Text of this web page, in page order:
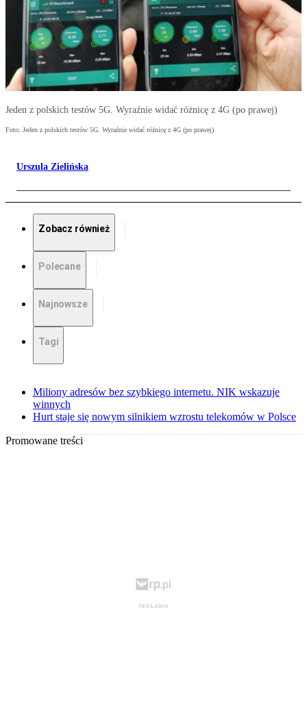
Jeden z polskich testów 5G. Wyraźnie widać różnicę z 4G (po prawej)
Foto: Jeden z polskich testów 5G. Wyraźnie widać różnicę z 4G (po prawej)
Urszula Zielińska
Zobacz również
Polecane
Najnowsze
Tagi
Miliony adresów bez szybkiego internetu. NIK wskazuje
winnych
Hurt staje się nowym silnikiem wzrostu telekomów w Polsce
Promowane treści